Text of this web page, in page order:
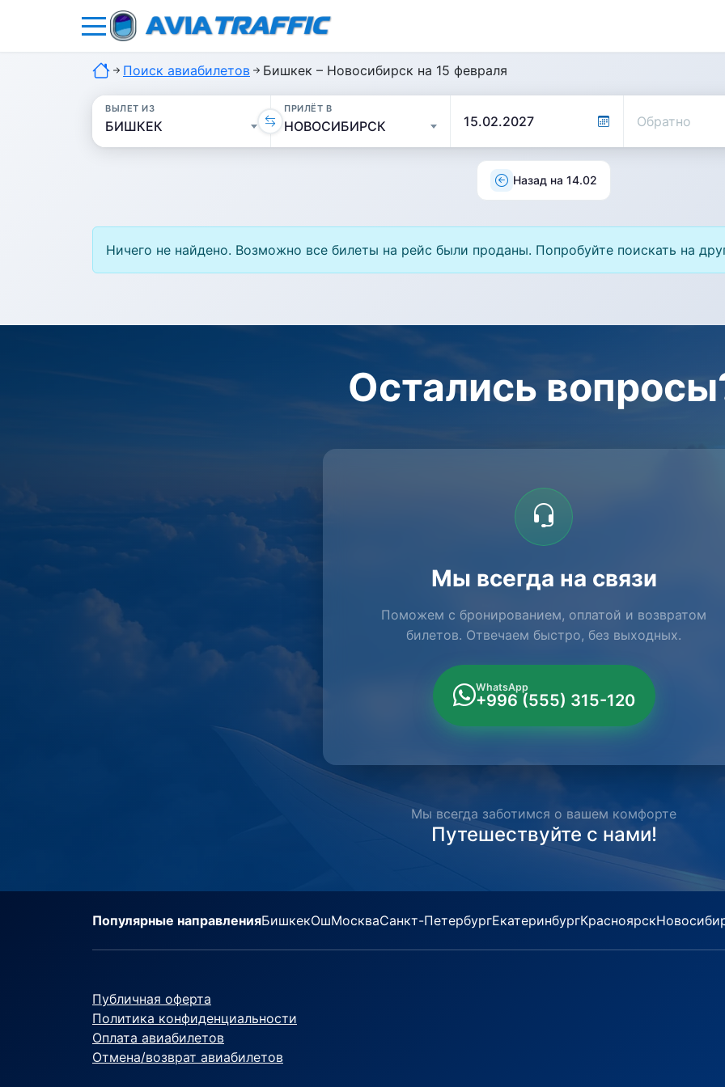
Поиск авиабилетов Бишкек – Новосибирск на 15 февраля
ВЫЛЕТ ИЗ ПРИЛЁТ В
Назад на 14.02
Ничего не найдено. Возможно все билеты на рейс были проданы. Попробуйте поискать на
Остались
Мы всегда на связи
Поможем с бронированием, оплатой и возвратом
билетов. Отвечаем быстро, без выходных.
WhatsApp
+996 (555) 315-120
Мы всегда заботимся о вашем комфорте
Путешествуйте с нами!
Популярные направленияБишкекОшМоскваСанкт-ПетербургЕкатеринбургКрасноярск
Публичная оферта
Политика конфиденциальности
Оплата авиабилетов
Отмена/возврат авиабилетов